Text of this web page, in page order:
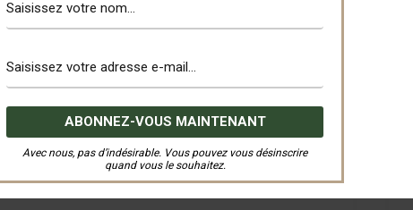
Avec nous, pas d’indésirable. Vous pouvez vous désinscrire
quand vous le souhaitez.
Séniors 1